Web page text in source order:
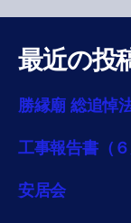
最近の投
勝縁廟 総追悼
工事報告書（６
安居会